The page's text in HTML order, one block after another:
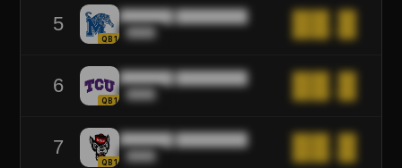
5
QB1
██████ ████████
████
6
QB1
██████ ████████
████
7
QB1
██████ ████████
████